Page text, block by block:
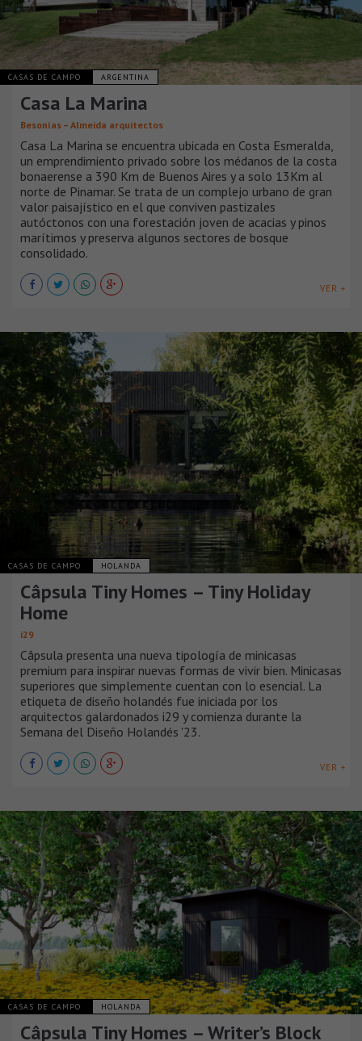
CASAS DE CAMPO ARGENTINA
Casa La Marina
Besonías – Almeida arquitectos
Casa La Marina se encuentra ubicada en Costa Esmeralda,
un emprendimiento privado sobre los médanos de la costa
bonaerense a 390 Km de Buenos Aires y a solo 13Km al
norte de Pinamar. Se trata de un complejo urbano de gran
valor paisajístico en el que conviven pastizales
autóctonos con una forestación joven de acacias y pinos
marítimos y preserva algunos sectores de bosque
consolidado.
VER +
CASAS DE CAMPO HOLANDA
Câpsula Tiny Homes – Tiny Holiday
Home
i29
Câpsula presenta una nueva tipología de minicasas
premium para inspirar nuevas formas de vivir bien. Minicasas
superiores que simplemente cuentan con lo esencial. La
etiqueta de diseño holandés fue iniciada por los
arquitectos galardonados i29 y comienza durante la
Semana del Diseño Holandés '23.
VER +
CASAS DE CAMPO HOLANDA
Câpsula Tiny Homes – Writer’s Block